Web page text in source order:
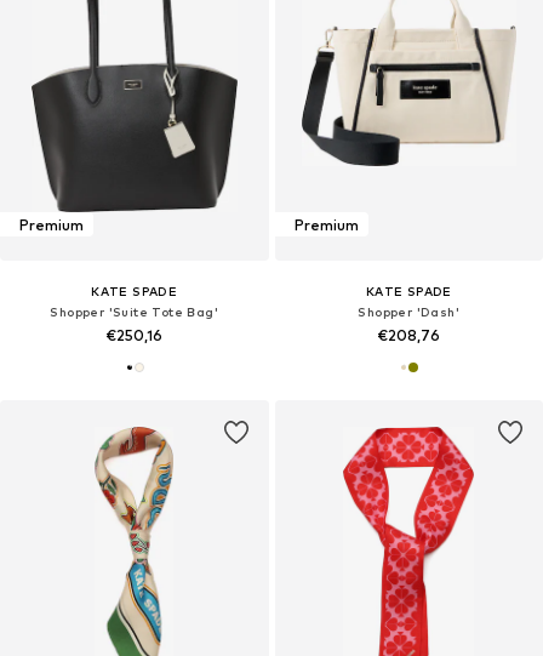
Premium
KATE SPADE
Shopper 'Suite Tote Bag'
€250,16
Premium
KATE SPADE
Shopper 'Dash'
€208,76